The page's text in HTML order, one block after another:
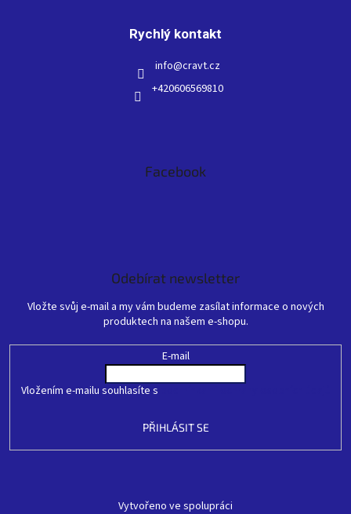
u
Rychlý kontakt
info@cravt.cz
+420606569810
Facebook
Odebírat newsletter
Vložte svůj e-mail a my vám budeme zasílat informace o nových
produktech na našem e-shopu.
E-mail
Vložením e-mailu souhlasíte s
PŘIHLÁSIT SE
Vytvořeno ve spolupráci